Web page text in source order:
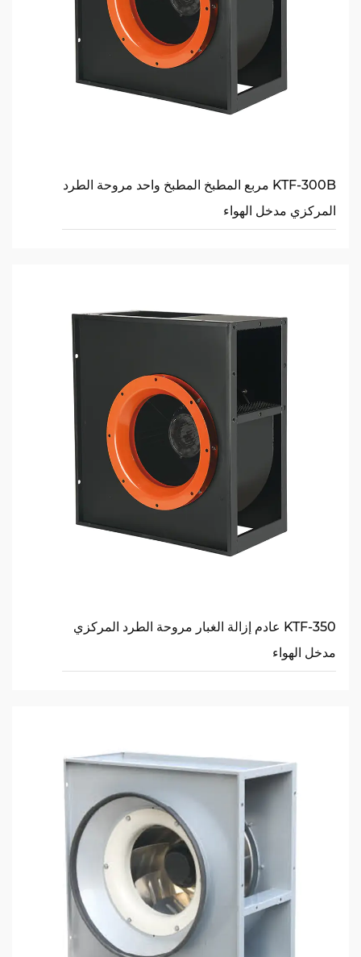
KTF-300B مربع المطبخ المطبخ واحد مروحة الطرد
المركزي مدخل الهواء
KTF-350 عادم إزالة الغبار مروحة الطرد المركزي
مدخل الهواء